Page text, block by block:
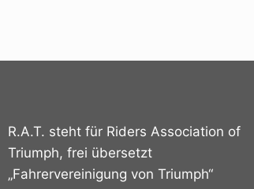
R.A.T. steht für Riders Association of
Triumph, frei übersetzt
„Fahrervereinigung von Triumph“